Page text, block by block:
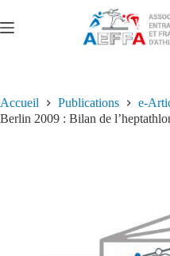
Accueil Publications
e-
Berlin 2009 : Bilan de